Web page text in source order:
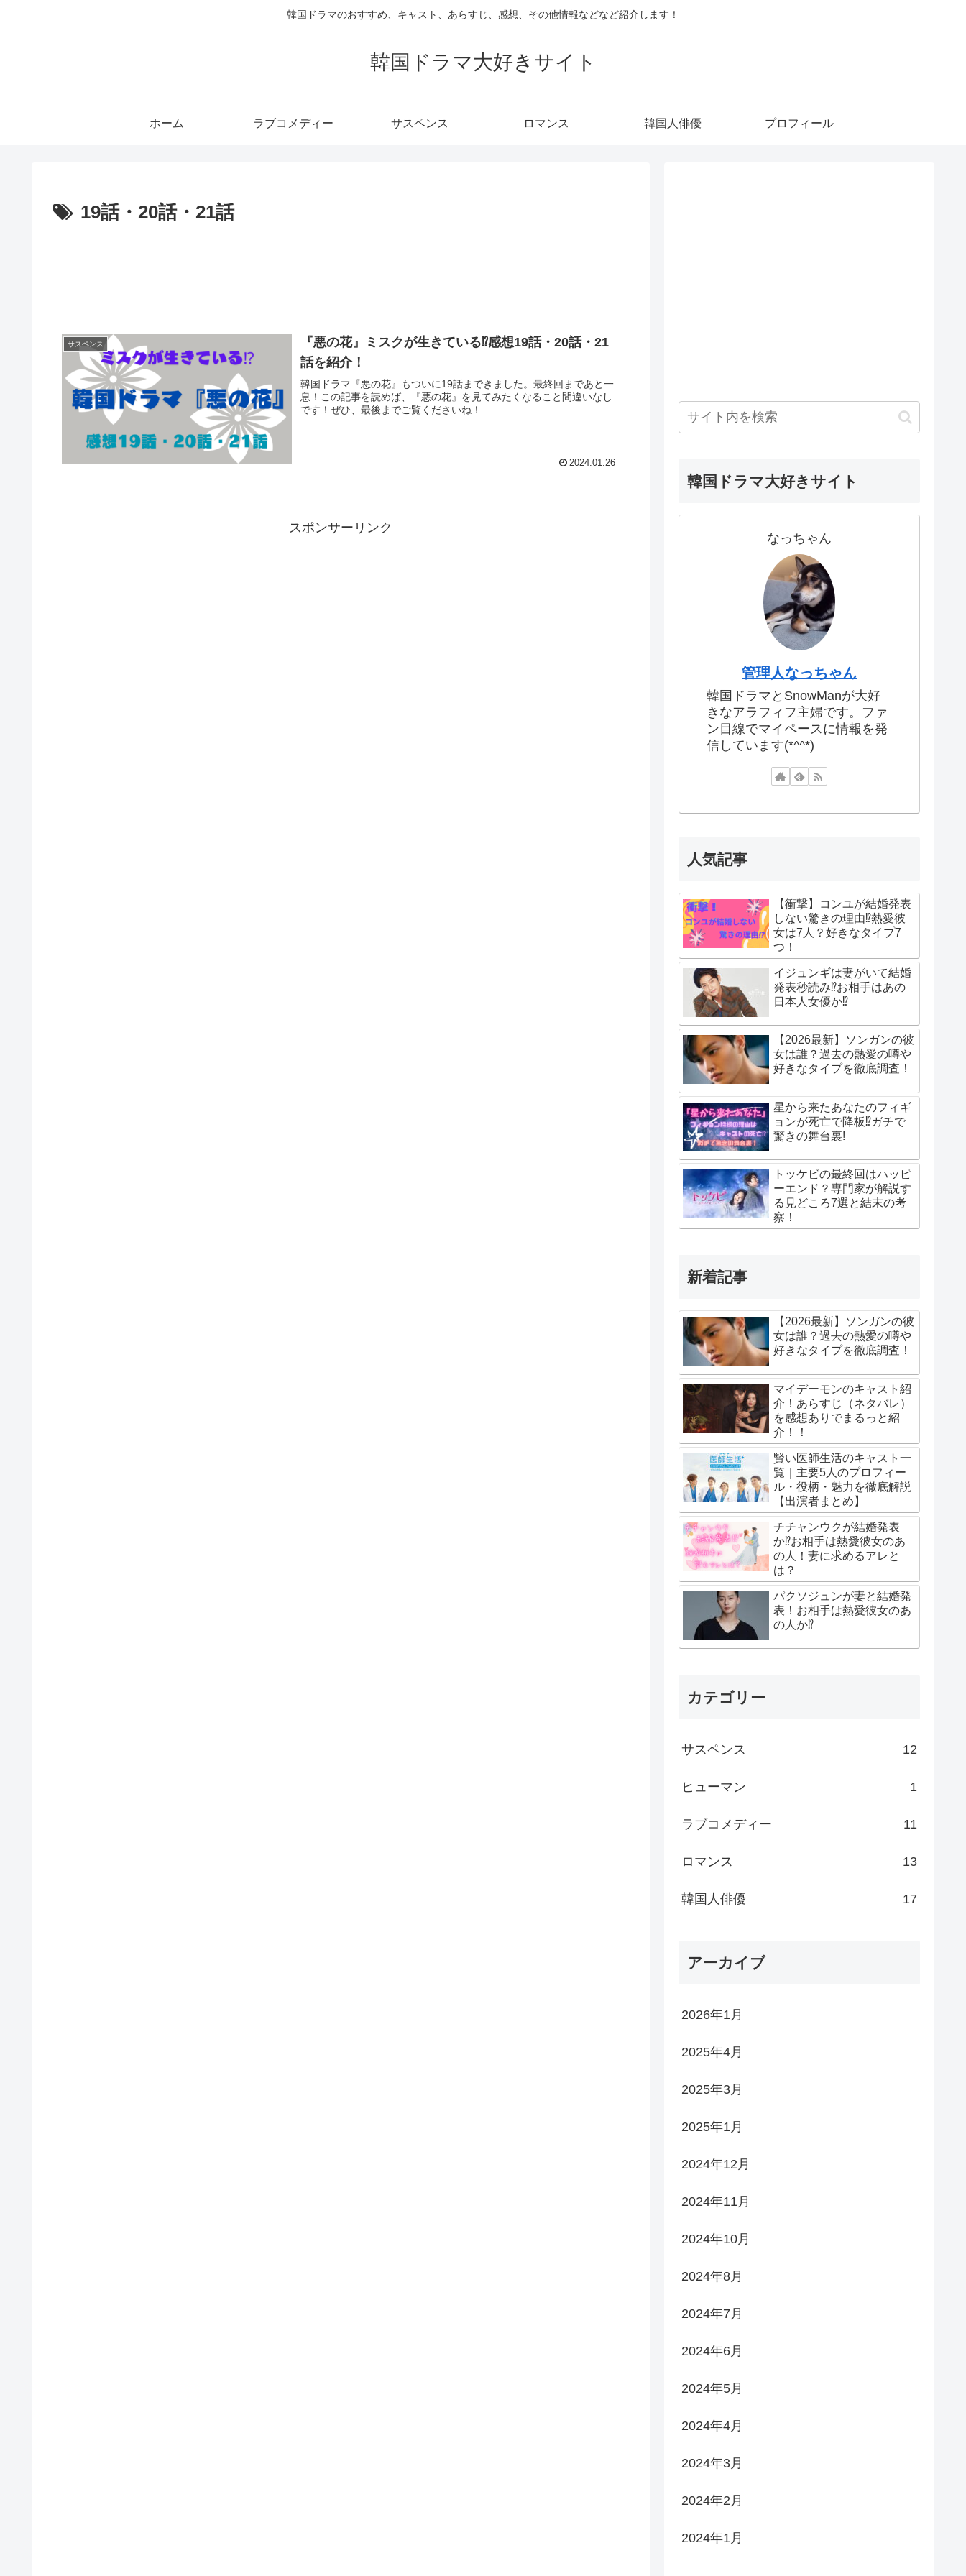
韓国ドラマのおすすめ、キャスト、あらすじ、感想、その他情報などなど紹介します！
韓国ドラマ大好きサイト
ホーム ラブコメディー サスペンス ロマンス 韓国人俳優 プロフィール
19話・20話・21話
サスペンス
『悪の花』ミスクが生きている⁉感想19話・20話・21
話を紹介！
韓国ドラマ『悪の花』もついに19話まできました。最終回まであと一
息！この記事を読めば、『悪の花』を見てみたくなること間違いなし
です！ぜひ、最後までご覧くださいね！
2024.01.26
スポンサーリンク
韓国ドラマ大好きサイト
なっちゃん
管理人なっちゃん
韓国ドラマとSnowManが大好
きなアラフィフ主婦です。ファ
ン目線でマイペースに情報を発
信しています(*^^*)
人気記事
【衝撃】コンユが結婚発表
しない驚きの理由⁉熱愛彼
女は7人？好きなタイプ7
つ！
イジュンギは妻がいて結婚
発表秒読み⁉お相手はあの
日本人女優か⁉
【2026最新】ソンガンの彼
女は誰？過去の熱愛の噂や
好きなタイプを徹底調査！
星から来たあなたのフィギ
ョンが死亡で降板⁉ガチで
驚きの舞台裏!
トッケビの最終回はハッピ
ーエンド？専門家が解説す
る見どころ7選と結末の考
察！
新着記事
【2026最新】ソンガンの彼
女は誰？過去の熱愛の噂や
好きなタイプを徹底調査！
マイデーモンのキャスト紹
介！あらすじ（ネタバレ）
を感想ありでまるっと紹
介！！
賢い医師生活のキャスト一
覧｜主要5人のプロフィー
ル・役柄・魅力を徹底解説
【出演者まとめ】
チチャンウクが結婚発表
か⁉お相手は熱愛彼女のあ
の人！妻に求めるアレと
は？
パクソジュンが妻と結婚発
表！お相手は熱愛彼女のあ
の人か⁉
カテゴリー
サスペンス 12
ヒューマン 1
ラブコメディー 11
ロマンス 13
韓国人俳優 17
アーカイブ
2026年1月
2025年4月
2025年3月
2025年1月
2024年12月
2024年11月
2024年10月
2024年8月
2024年7月
2024年6月
2024年5月
2024年4月
2024年3月
2024年2月
2024年1月